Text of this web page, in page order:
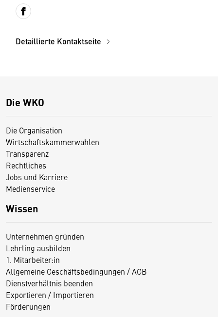
Detaillierte Kontaktseite
Die WKO
Die Organisation
Wirtschaftskammerwahlen
Transparenz
Rechtliches
Jobs und Karriere
Medienservice
Wissen
Unternehmen gründen
Lehrling ausbilden
1. Mitarbeiter:in
Allgemeine Geschäftsbedingungen / AGB
Dienstverhältnis beenden
Exportieren / Importieren
Förderungen